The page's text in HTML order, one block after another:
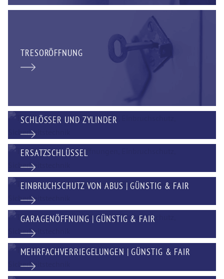
TRESORÖFFNUNG
SCHLÖSSER UND ZYLINDER
ERSATZSCHLÜSSEL
EINBRUCHSCHUTZ VON ABUS | GÜNSTIG & FAIR
GARAGENÖFFNUNG | GÜNSTIG & FAIR
MEHRFACHVERRIEGELUNGEN | GÜNSTIG & FAIR